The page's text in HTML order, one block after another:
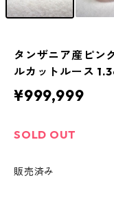
タンザニア産ピン
ルカットルース
¥999,999
SOLD OUT
販売済み